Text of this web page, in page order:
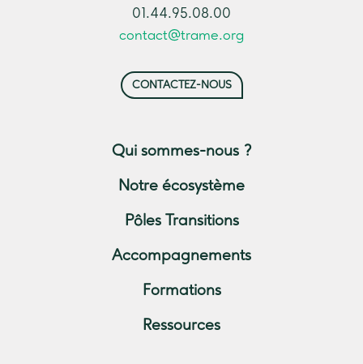
01.44.95.08.00
contact@trame.org
CONTACTEZ-NOUS
Qui sommes-nous ?
Notre écosystème
Pôles Transitions
Accompagnements
Formations
Ressources